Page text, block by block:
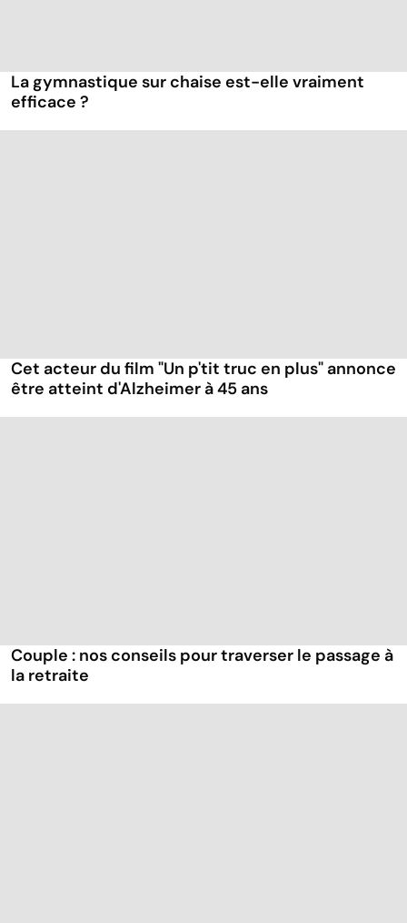
La gymnastique sur chaise est-elle vraiment
efficace ?
Cet acteur du film "Un p'tit truc en plus" annonce
être atteint d'Alzheimer à 45 ans
Couple : nos conseils pour traverser le passage à
la retraite